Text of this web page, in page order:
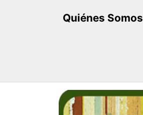
Quiénes Somos